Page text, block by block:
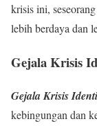
krisis ini,
lebih berdaya dan
Gejala Krisis
Gejala Krisis
kebingungan dan